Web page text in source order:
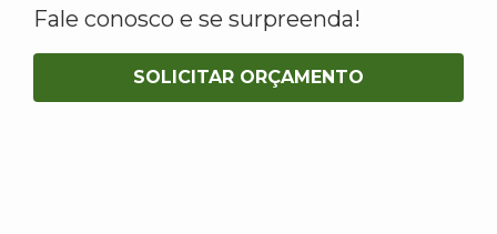
Fale conosco e se surpreenda!
SOLICITAR ORÇAMENTO